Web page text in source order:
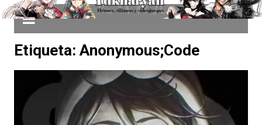
Etiqueta:Anonymous;Code